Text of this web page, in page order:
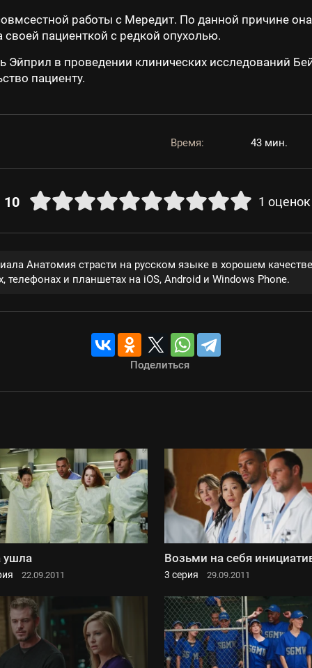
работы с Мередит. По данной причине
пациенткой с редкой опухолью.
в проведении клинических исследований
пациенту.
Время: 43 мин.
10 1 оценок
Анатомия страсти на русском языке в хорошем
телефонах и планшетах на iOS, Android и Windows Phone.
Поделиться
ушла
22.09.2011
Возьми на себя
3 серия 29.09.2011